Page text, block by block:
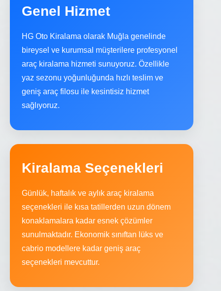
Genel Hizmet
HG Oto Kiralama olarak Muğla genelinde
bireysel ve kurumsal müşterilere profesyonel
araç kiralama hizmeti sunuyoruz. Özellikle
yaz sezonu yoğunluğunda hızlı teslim ve
geniş araç filosu ile kesintisiz hizmet
sağlıyoruz.
Kiralama Seçenekleri
Günlük, haftalık ve aylık araç kiralama
seçenekleri ile kısa tatillerden uzun dönem
konaklamalara kadar esnek çözümler
sunulmaktadır. Ekonomik sınıftan lüks ve
cabrio modellere kadar geniş araç
seçenekleri mevcuttur.